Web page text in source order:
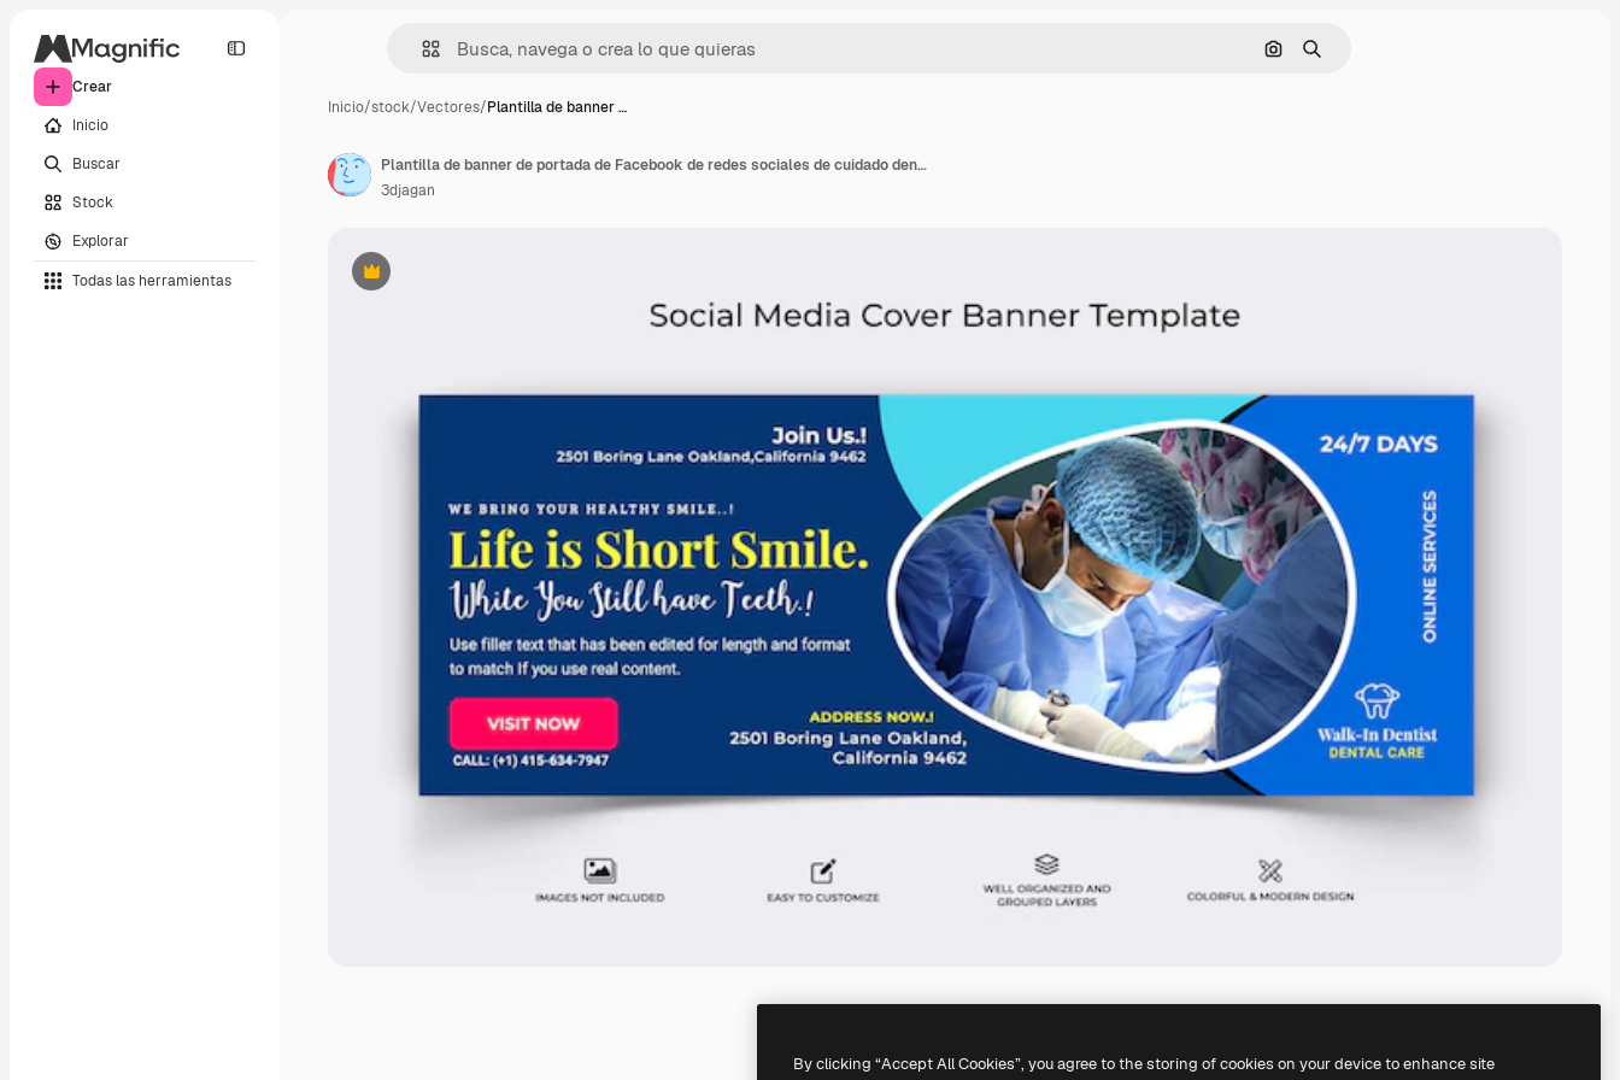
Crear
Inicio
Buscar
Stock
Explorar
Todas las herramientas
Buscar por imagen
Buscar
Inicio/stock/Vectores/Plantilla de banner …
Premium
Plantilla de banner de portada de Facebook de redes sociales de cuidado dental Vector Premium
3djagan
By clicking “Accept All Cookies”, you agree to the storing of cookies on your device to enhance site